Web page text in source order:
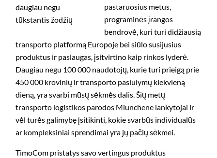
daugiau negu
tūkstantis žodžių
pastaruosius metus,
programinės įrangos
bendrovė, kuri turi didžiausią
transporto platformą Europoje bei siūlo susijusius
produktus ir paslaugas, įsitvirtino kaip rinkos lyderė.
Daugiau negu 100 000 naudotojų, kurie turi prieigą prie
450 000 krovinių ir transporto pasiūlymų kiekvieną
dieną, yra svarbi mūsų sėkmės dalis. Šių metų
transporto logistikos parodos Miunchene lankytojai ir
vėl turės galimybę įsitikinti, kokie svarbūs individualūs
ar kompleksiniai sprendimai yra jų pačių sėkmei.
TimoCom pristatys savo vertingus produktus